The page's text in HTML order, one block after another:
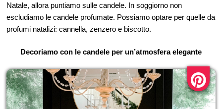
Natale, allora puntiamo sulle candele. In soggiorno non
escludiamo le candele profumate. Possiamo optare per quelle da
profumi natalizi: cannella, zenzero e biscotto.
Decoriamo con le candele per un’atmosfera elegante